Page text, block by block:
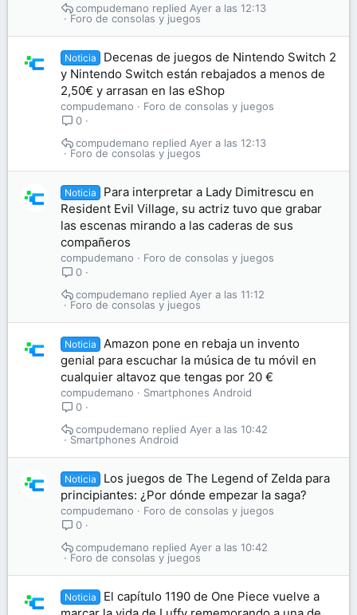
Foro de consolas y juegos
Ayer a las 12:13
compudemano
Noticia
Decenas de juegos de Nintendo Switch 2
y Nintendo Switch están rebajados a menos de
2,50€ y arrasan en las eShop
compudemano
Foro de consolas y juegos
0
Foro de consolas y juegos
Ayer a las 12:13
compudemano
Noticia
Para interpretar a Lady Dimitrescu en
Resident Evil Village, su actriz tuvo que grabar
las escenas mirando a las caderas de sus
compañeros
compudemano
Foro de consolas y juegos
0
Foro de consolas y juegos
Ayer a las 11:12
compudemano
Noticia
Amazon pone en rebaja un invento
genial para escuchar la música de tu móvil en
cualquier altavoz que tengas por 20 €
compudemano
Smartphones Android
0
Smartphones Android
Ayer a las 10:42
compudemano
Noticia
Los juegos de The Legend of Zelda para
principiantes: ¿Por dónde empezar la saga?
compudemano
Foro de consolas y juegos
0
Foro de consolas y juegos
Ayer a las 10:42
compudemano
Noticia
El capítulo 1190 de One Piece vuelve a